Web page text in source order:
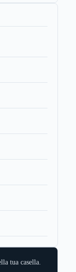
tua casella.